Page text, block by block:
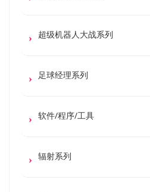
超级机器人大战系列
足球经理系列
软件/程序/工具
辐射系列